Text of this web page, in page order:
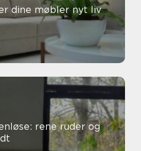
dine møbler nyt liv
rene ruder og